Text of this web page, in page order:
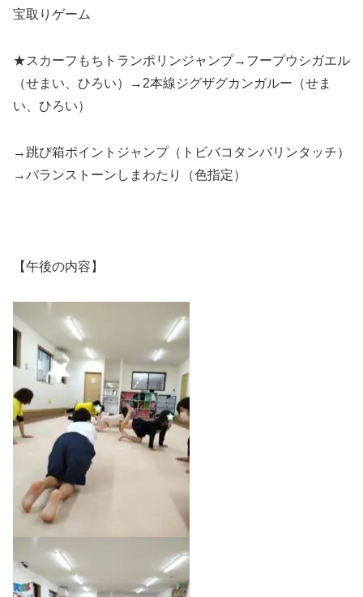
宝取りゲーム
★スカーフもちトランポリンジャンプ→フープウシガエル
（せまい、ひろい）→2本線ジグザグカンガルー（せま
い、ひろい）
→跳び箱ポイントジャンプ（トビバコタンバリンタッチ）
→バランストーンしまわたり（色指定）
【午後の内容】